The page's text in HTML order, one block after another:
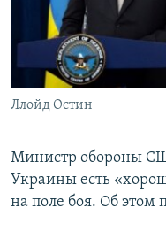
ПОБЕДИТЕЛЕЙ НЕ СУДЯТ?
КРЫМ.НЕПОКОРЕННЫЙ
ELIFBE
УКРАИНСКАЯ ПРОБЛЕМА
ПРИСОЕДИНЯЙТЕСЬ!
Ллойд Остин
Министр обороны
Украины есть
на поле боя. Об этом